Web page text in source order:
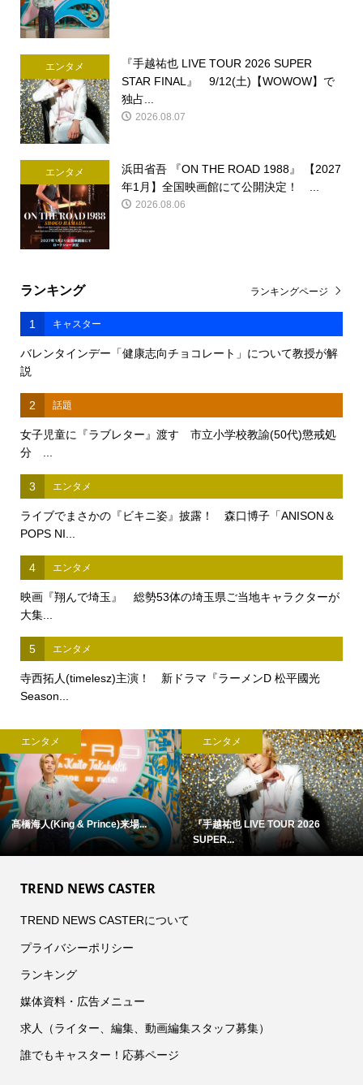
エンタメ
『手越祐也 LIVE TOUR 2026 SUPER
STAR FINAL』 9/12(土)【WOWOW】で
独占...
2026.08.07
エンタメ
浜田省吾 『ON THE ROAD 1988』 【2027
年1月】全国映画館にて公開決定！ ...
2026.08.06
ランキング
1 キャスター
バレンタインデー「健康志向チョコレート」について教授が解
説
2 話題
女子児童に『ラブレター』渡す 市立小学校教諭(50代)懲戒処
分 ...
3 エンタメ
ライブでまさかの『ビキニ姿』披露！ 森口博子「ANISON＆
POPS NI...
4 エンタメ
映画『翔んで埼玉』 総勢53体の埼玉県ご当地キャラクターが
大集...
5 エンタメ
寺西拓人(timelesz)主演！ 新ドラマ『ラーメンD 松平國光
Season...
ランキングページ
エンタメ
浜田省吾 『ON THE ROAD 1988』
エンタメ
アン・ハサウェイ×ユアン・マクレ...
TREND NEWS CASTER
TREND NEWS CASTERについて
プライバシーポリシー
ランキング
媒体資料・広告メニュー
求人（ライター、編集、動画編集スタッフ募集）
誰でもキャスター！応募ページ